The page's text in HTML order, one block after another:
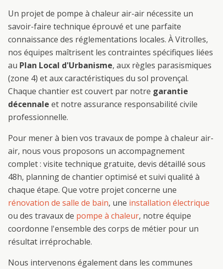
Un projet de pompe à chaleur air-air nécessite un
savoir-faire technique éprouvé et une parfaite
connaissance des réglementations locales. ÀVitrolles,
nos équipes maîtrisent les contraintes spécifiques liées
au Plan Local d'Urbanisme, aux règles parasismiques
(zone 4) et aux caractéristiques du sol provençal.
Chaque chantier est couvert par notre garantie
décennale et notre assurance responsabilité civile
professionnelle.
Pour mener à bien vos travaux de pompe à chaleur air-
air, nous vous proposons un accompagnement
complet : visite technique gratuite, devis détaillé sous
48h, planning de chantier optimisé et suivi qualité à
chaque étape. Que votre projet concerne une
rénovation de salle de bain, une installation électrique
ou des travaux de pompe à chaleur, notre équipe
coordonne l'ensemble des corps de métier pour un
résultat irréprochable.
Nous intervenons également dans les communes